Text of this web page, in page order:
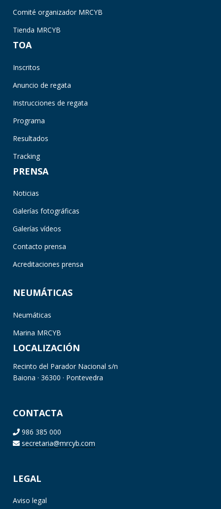
Comité organizador MRCYB
Tienda MRCYB
TOA
Inscritos
Anuncio de regata
Instrucciones de regata
Programa
Resultados
Tracking
PRENSA
Noticias
Galerías fotográficas
Galerías vídeos
Contacto prensa
Acreditaciones prensa
NEUMÁTICAS
Neumáticas
Marina MRCYB
LOCALIZACIÓN
Recinto del Parador Nacional s/n
Baiona · 36300 · Pontevedra
CONTACTA
986 385 000
secretaria@mrcyb.com
LEGAL
Aviso legal